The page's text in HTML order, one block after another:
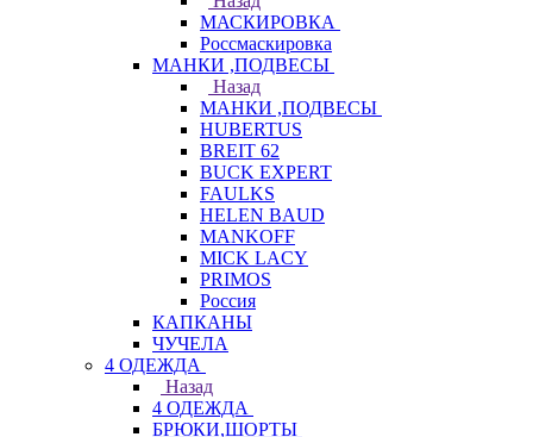
МАСКИРОВКА
Россмаскировка
МАНКИ ,ПОДВЕСЫ
Назад
МАНКИ ,ПОДВЕСЫ
HUBERTUS
BREIT 62
BUCK EXPERT
FAULKS
HELEN BAUD
MANKOFF
MICK LACY
PRIMOS
Россия
КАПКАНЫ
ЧУЧЕЛА
4 ОДЕЖДА
Назад
4 ОДЕЖДА
БРЮКИ,ШОРТЫ